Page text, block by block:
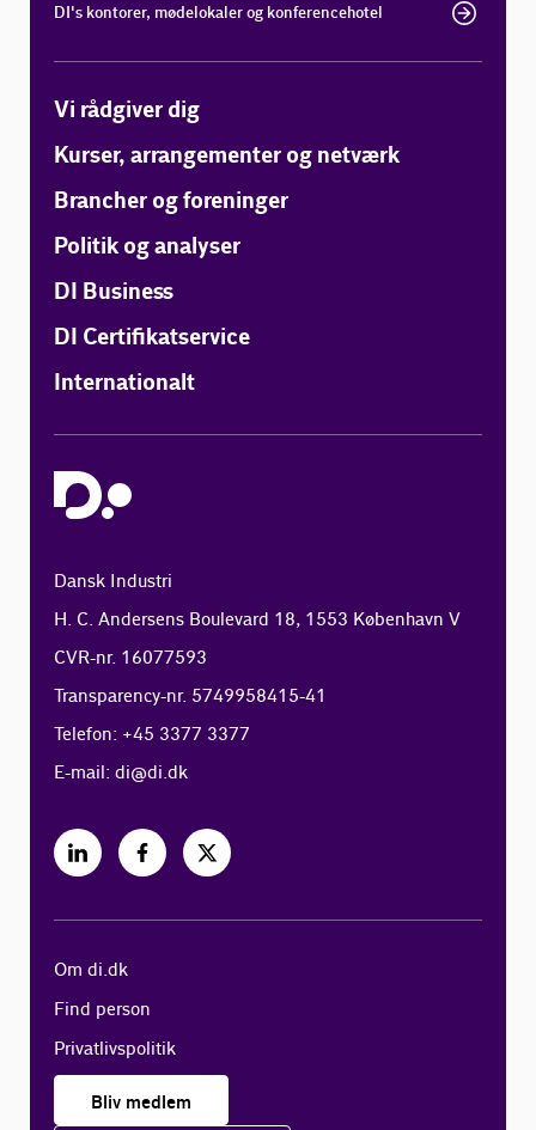
DI's kontorer, mødelokaler og konferencehotel
Vi rådgiver dig
Kurser, arrangementer og netværk
Brancher og foreninger
Politik og analyser
DI Business
DI Certifikatservice
Internationalt
Dansk Industri
H. C. Andersens Boulevard 18, 1553 København V
CVR-nr. 16077593
Transparency-nr. 5749958415-41
Telefon: +45 3377 3377
E-mail:di@di.dk
Om di.dk
Find person
Privatlivspolitik
Bliv medlem